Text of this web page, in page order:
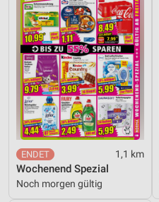
1,1 km
Wochenend Spezial
Noch morgen gültig